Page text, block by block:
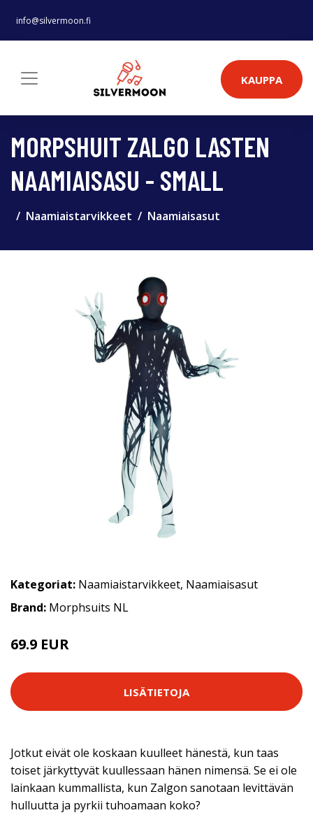
info@silvermoon.fi
KAUPPA
MORPSHUIT ZALGO LASTEN
NAAMIAISASU - SMALL
Naamiaistarvikkeet Naamiaisasut
Kategoriat: Naamiaistarvikkeet, Naamiaisasut
Brand: Morphsuits NL
69.9 EUR
LISÄTIETOJA
Jotkut eivät ole koskaan kuulleet hänestä, kun taas
toiset järkyttyvät kuullessaan hänen nimensä. Se ei ole
lainkaan kummallista, kun Zalgon sanotaan levittävän
hulluutta ja pyrkii tuhoamaan koko?